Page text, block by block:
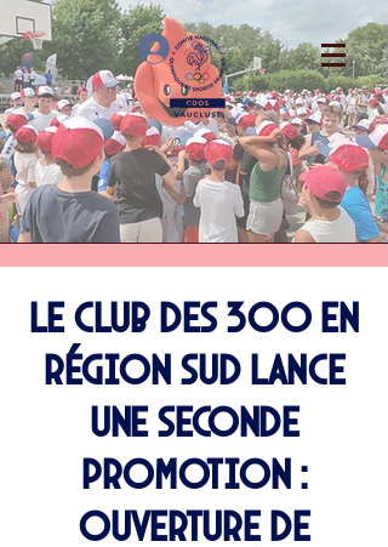
Se connecter
Le Club des 300 en
Région Sud lance
une seconde
promotion :
ouverture de